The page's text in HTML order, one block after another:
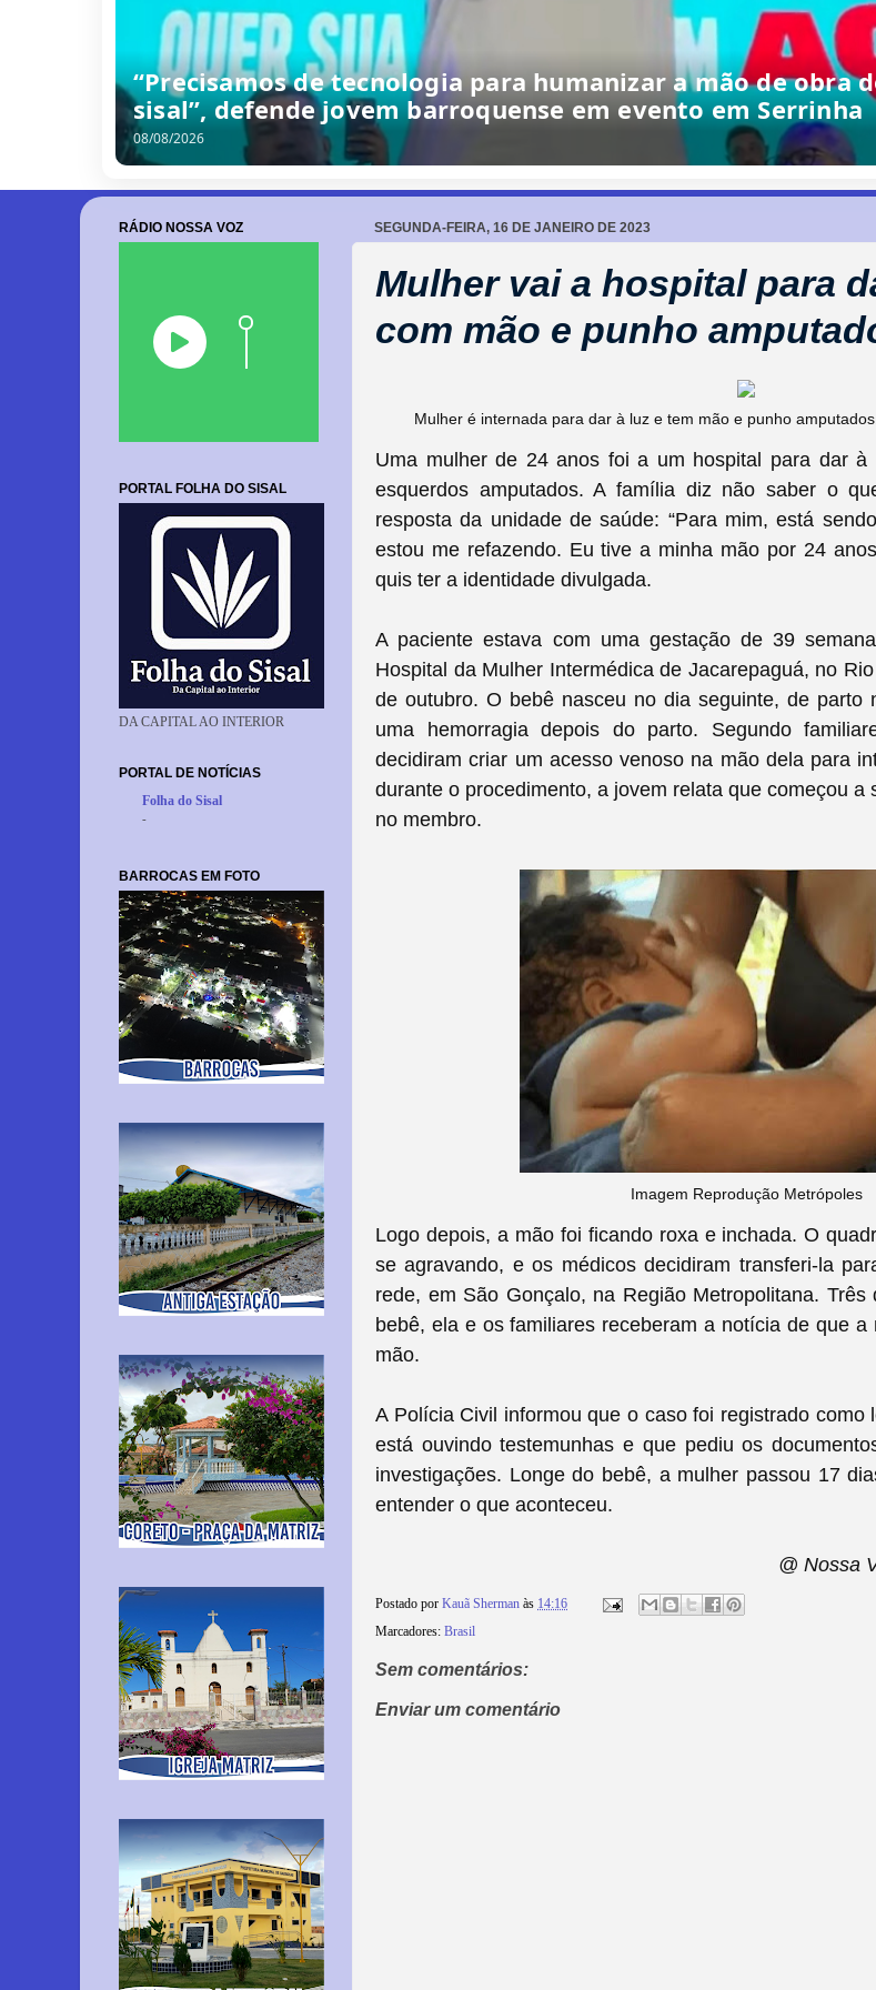
2
0
2
6
SEGUNDA-FEIRA, 16 DE JANEIRO DE 2023
Mulher vai a hospital para
com mão e punho
Mulher é internada para dar à luz e tem mão e punho
Uma mulher de 24 anos foi a um hospital para dar
esquerdos amputados. A família diz não saber o
resposta da unidade de saúde: “Para mim, está
estou me refazendo. Eu tive a minha mão por 24
quis ter a identidade divulgada.
A paciente estava com uma gestação de 39
Hospital da Mulher Intermédica de Jacarepaguá, no
de outubro. O bebê nasceu no dia seguinte, de parto
uma hemorragia depois do parto. Segundo
decidiram criar um acesso venoso na mão dela para
durante o procedimento, a jovem relata que começou a
no membro.
Imagem Reprodução Metrópoles
Logo depois, a mão foi ficando roxa e inchada. O
se agravando, e os médicos decidiram transferi-la
rede, em São Gonçalo, na Região Metropolitana.
bebê, ela e os familiares receberam a notícia de que
mão.
A Polícia Civil informou que o caso foi registrado como
está ouvindo testemunhas e que pediu os
investigações. Longe do bebê, a mulher passou 17
entender o que aconteceu.
@ Nossa
Postado por Kauã Sherman às 14:16
Marcadores: Brasil
Sem comentários:
Enviar um comentário
RÁDIO NOSSA VOZ
PORTAL FOLHA DO SISAL
DA CAPITAL AO INTERIOR
PORTAL DE NOTÍCIAS
Folha do Sisal
-
BARROCAS EM FOTO